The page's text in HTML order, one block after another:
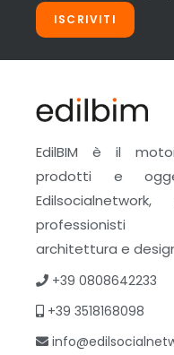
ISCRIVITI
EdilBIM è il
prodotti e
professionisti
architettura e
+39 0808642233
+39 3518168098